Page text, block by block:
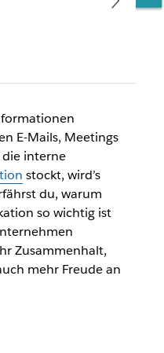
und
ist
und die
E-Mails, Meetings
die interne
stockt, wird’s
du, warum
so wichtig ist
Zusammenhalt,
mehr Freude an